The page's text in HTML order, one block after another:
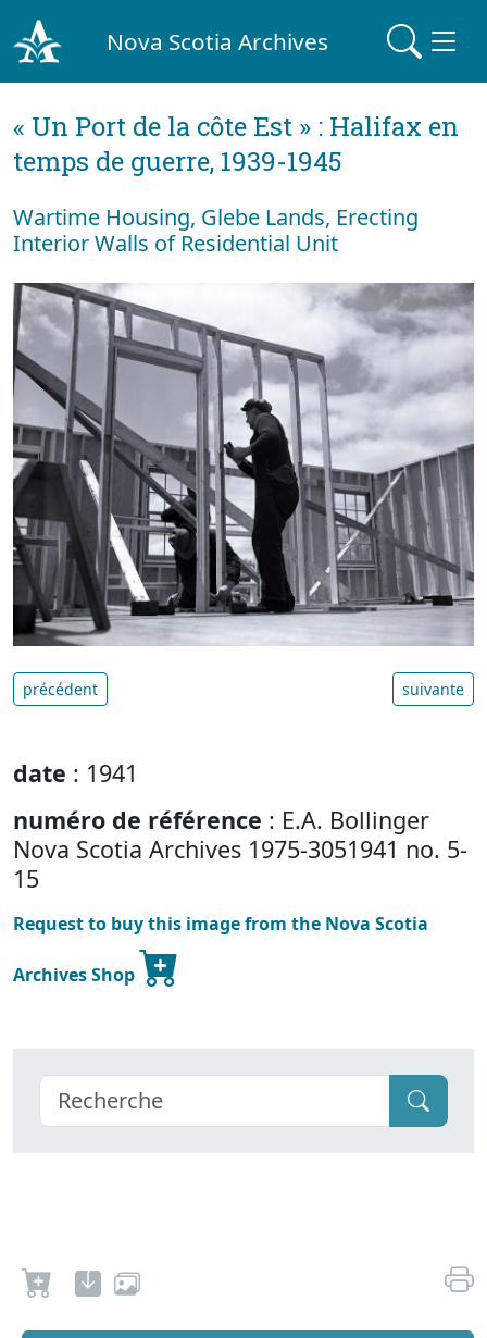
Nova Scotia Archives
« Un Port de la côte Est » : Halifax en
temps de guerre, 1939-1945
Wartime Housing, Glebe Lands, Erecting
Interior Walls of Residential Unit
précédent suivante
date : 1941
numéro de référence : E.A. Bollinger
Nova Scotia Archives 1975-3051941 no. 5-
15
Request to buy this image from the Nova Scotia
Archives Shop